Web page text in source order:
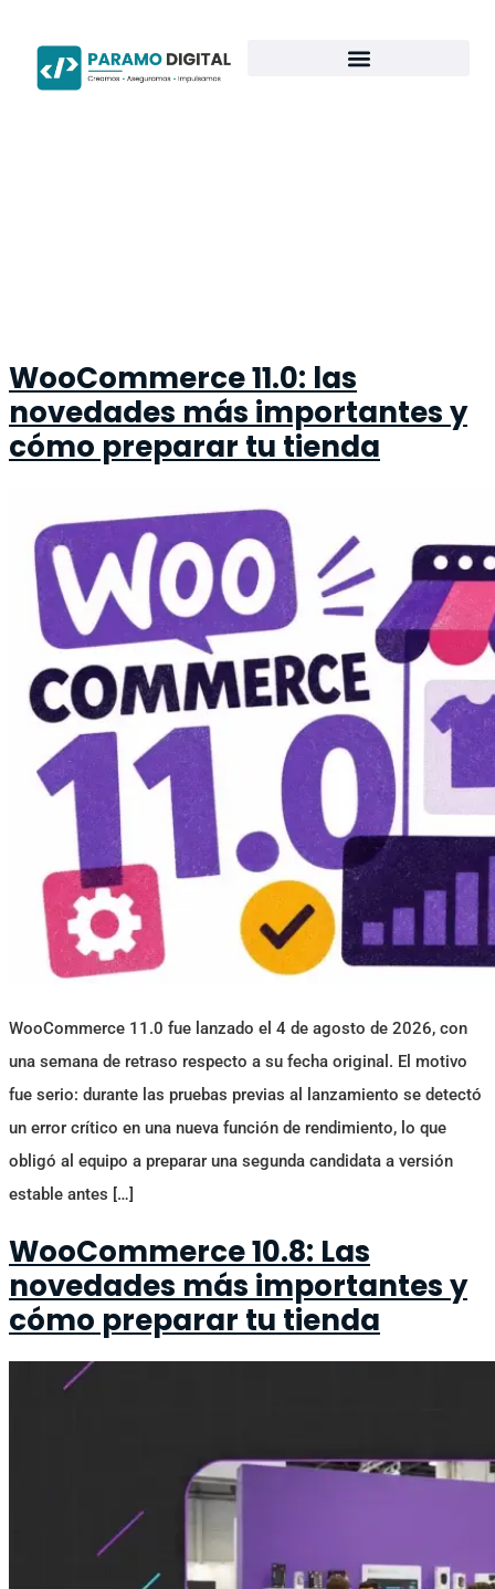
WooCommerce 11.0: las
novedades más importantes y
cómo preparar tu tienda
WooCommerce 11.0 fue lanzado el 4 de agosto de 2026, con
una semana de retraso respecto a su fecha original. El motivo
fue serio: durante las pruebas previas al lanzamiento se detectó
un error crítico en una nueva función de rendimiento, lo que
obligó al equipo a preparar una segunda candidata a versión
estable antes […]
WooCommerce 10.8: Las
novedades más importantes y
cómo preparar tu tienda